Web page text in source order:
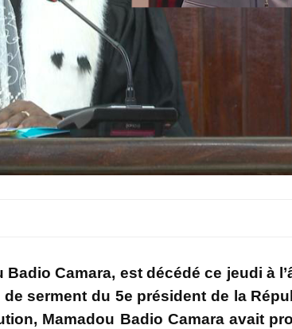
Camara, est décédé ce jeudi à
serment du 5e président de la
Mamadou Badio Camara avait